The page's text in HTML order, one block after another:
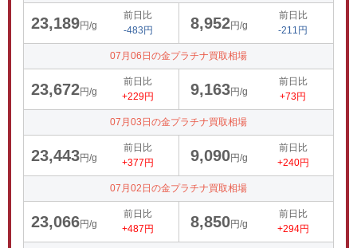
23,189円/g
前日比
-483円
8,952円/g
前日比
-211円
07月06日の金プラチナ買取相場
23,672円/g
前日比
+229円
9,163円/g
前日比
+73円
07月03日の金プラチナ買取相場
23,443円/g
前日比
+377円
9,090円/g
前日比
+240円
07月02日の金プラチナ買取相場
23,066円/g
前日比
+487円
8,850円/g
前日比
+294円